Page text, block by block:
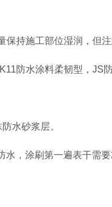
持施工部位湿润，但注
防水涂料柔韧型，JS
水砂浆层。
，涂刷第一遍表干需